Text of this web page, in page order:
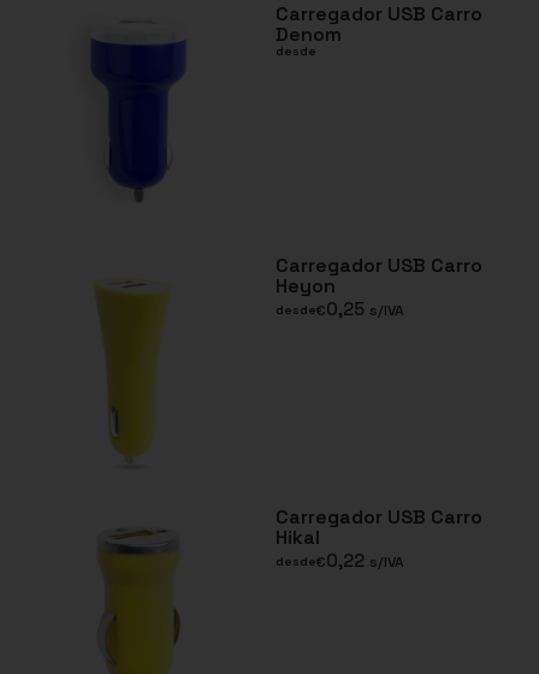
Carregador USB Carro
Denom
desde
Carregador USB Carro
Heyon
desde€0,25 s/IVA
Carregador USB Carro
Hikal
desde€0,22 s/IVA